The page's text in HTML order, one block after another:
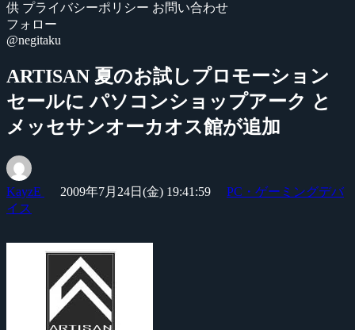
供 プライバシーポリシー お問い合わせ
フォロー
@negitaku
ARTISAN 夏のお試しプロモーション
セールに パソコンショップアーク と
メッセサンオーカオス館が追加
KayzE 2009年7月24日(金) 19:41:59
PC・ゲーミングデバ
イス